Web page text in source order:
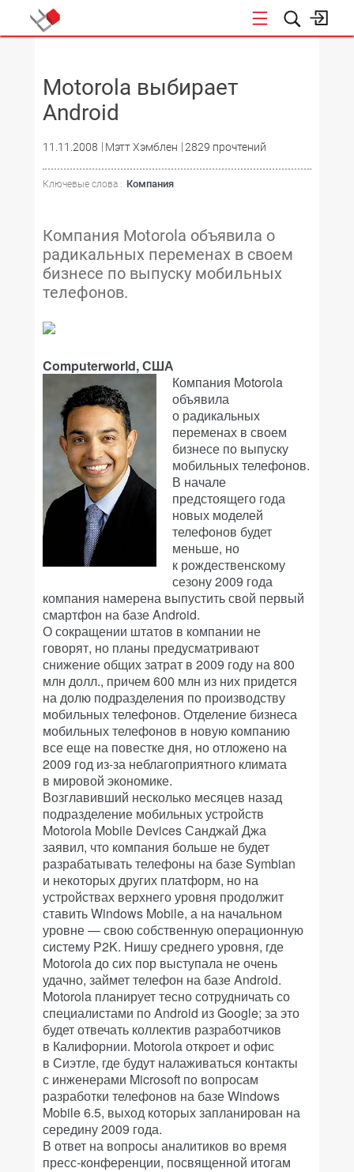
Motorola выбирает
Android
11.11.2008 Мэтт Хэмблен 2829 прочтений
Ключевые слова : Компания
Компания Motorola объявила о
радикальных переменах в своем
бизнесе по выпуску мобильных
телефонов.
Computerworld, США
Компания Motorola
объявила
о радикальных
переменах в своем
бизнесе по выпуску
мобильных телефонов.
В начале
предстоящего года
новых моделей
телефонов будет
меньше, но
к рождественскому
сезону 2009 года
компания намерена выпустить свой первый
смартфон на базе Android.
О сокращении штатов в компании не
говорят, но планы предусматривают
снижение общих затрат в 2009 году на 800
млн долл., причем 600 млн из них придется
на долю подразделения по производству
мобильных телефонов. Отделение бизнеса
мобильных телефонов в новую компанию
все еще на повестке дня, но отложено на
2009 год из-за неблагоприятного климата
в мировой экономике.
Возглавивший несколько месяцев назад
подразделение мобильных устройств
Motorola Mobile Devices Санджай Джа
заявил, что компания больше не будет
разрабатывать телефоны на базе Symbian
и некоторых других платформ, но на
устройствах верхнего уровня продолжит
ставить Windows Mobile, а на начальном
уровне — свою собственную операционную
систему P2K. Нишу среднего уровня, где
Motorola до сих пор выступала не очень
удачно, займет телефон на базе Android.
Motorola планирует тесно сотрудничать со
специалистами по Android из Google; за это
будет отвечать коллектив разработчиков
в Калифорнии. Motorola откроет и офис
в Сиэтле, где будут налаживаться контакты
с инженерами Microsoft по вопросам
разработки телефонов на базе Windows
Mobile 6.5, выход которых запланирован на
середину 2009 года.
В ответ на вопросы аналитиков во время
пресс-конференции, посвященной итогам